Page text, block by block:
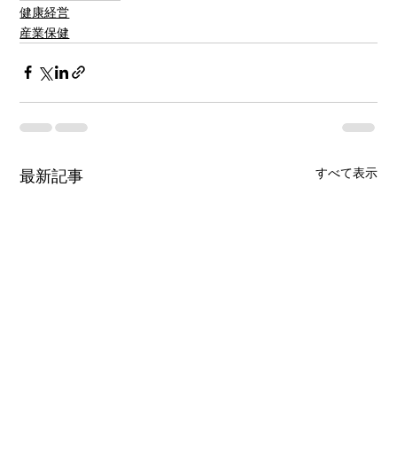
健康経営
産業保健
最新記事 すべて表示